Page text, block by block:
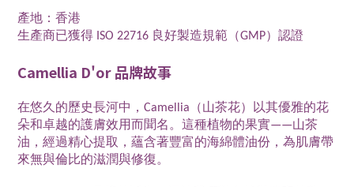
產地：香港
生產商已獲得 ISO 22716 良好製造規範（GMP）認證
Camellia D'or 品牌故事
在悠久的歷史長河中，Camellia（山茶花）以其優雅的花
朵和卓越的護膚效用而聞名。這種植物的果實——山茶
油，經過精心提取，蘊含著豐富的海綿體油份，為肌膚帶
來無與倫比的滋潤與修復。